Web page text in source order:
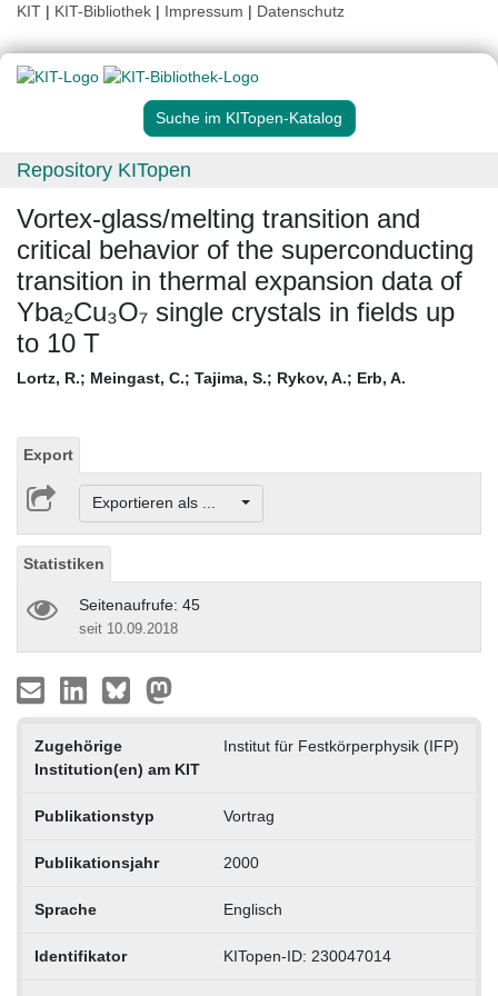
KIT | KIT-Bibliothek | Impressum | Datenschutz
Suche im KITopen-Katalog
Repository KITopen
Vortex-glass/melting transition and
critical behavior of the superconducting
transition in thermal expansion data of
Yba₂Cu₃O₇ single crystals in fields up
to 10 T
Lortz, R.; Meingast, C.; Tajima, S.; Rykov, A.; Erb, A.
Export
Exportieren als ...
Statistiken
Seitenaufrufe: 45
seit 10.09.2018
Zugehörige
Institution(en) am KIT
Institut für Festkörperphysik (IFP)
Publikationstyp Vortrag
Publikationsjahr 2000
Sprache Englisch
Identifikator KITopen-ID: 230047014